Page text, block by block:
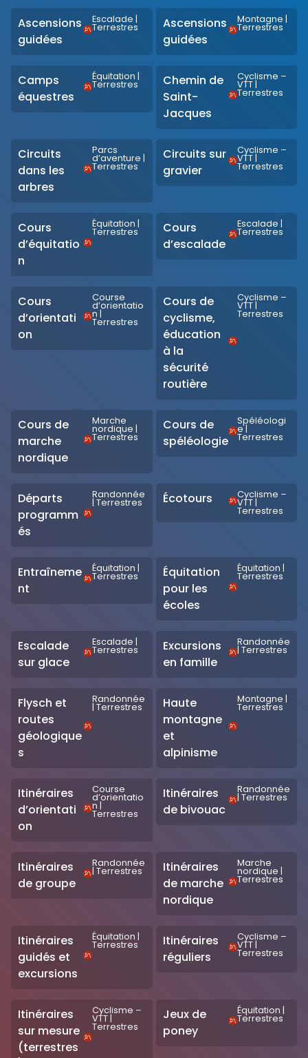
Ascensions
guidées
Escalade |
Terrestres
Ascensions
guidées
Montagne |
Terrestres
Camps
équestres
Équitation |
Terrestres
Chemin de
Saint-
Jacques
Cyclisme –
VTT|
Terrestres
Circuits
dans les
arbres
Parcs
d’aventure |
Terrestres
Circuits sur
gravier
Cyclisme –
VTT|
Terrestres
Cours
d’équitatio
n
Équitation |
Terrestres
Cours
d’escalade
Escalade |
Terrestres
Cours
d’orientati
on
Course
d’orientatio
n |
Terrestres
Cours de
cyclisme,
éducation
à la
sécurité
routière
Cyclisme –
VTT|
Terrestres
Cours de
marche
nordique
Marche
nordique |
Terrestres
Cours de
spéléologie
Spéléologi
e|
Terrestres
Départs
programm
és
Randonnée
|Terrestres Écotours Cyclisme –
VTT|
Terrestres
Entraîneme
nt
Équitation |
Terrestres
Équitation
pour les
écoles
Équitation |
Terrestres
Escalade
sur glace
Escalade |
Terrestres
Excursions
en famille
Randonnée
| Terrestres
Flysch et
routes
géologique
s
Randonnée
|Terrestres
Haute
montagne
et
alpinisme
Montagne |
Terrestres
Itinéraires
d’orientati
on
Course
d’orientatio
n |
Terrestres
Itinéraires
de bivouac
Randonnée
| Terrestres
Itinéraires
de groupe
Randonnée
|Terrestres
Itinéraires
de marche
nordique
Marche
nordique |
Terrestres
Itinéraires
guidés et
excursions
Équitation |
Terrestres
Itinéraires
réguliers
Cyclisme –
VTT|
Terrestres
Itinéraires
sur mesure
(terrestres
Cyclisme –
VTT |
Terrestres
Jeux de
poney
Équitation |
Terrestres